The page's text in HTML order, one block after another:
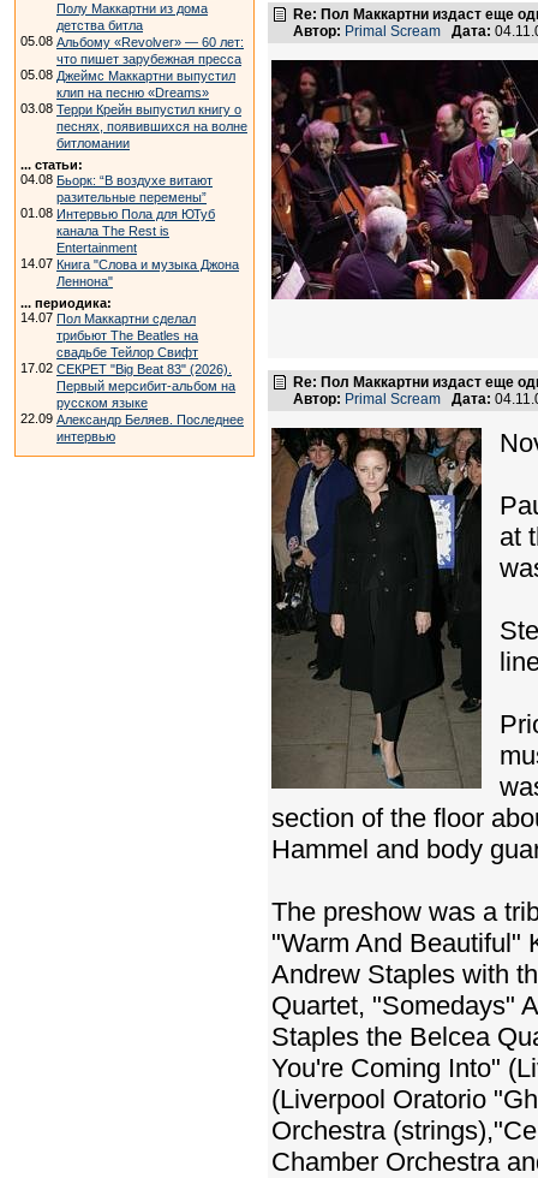
Полу Маккартни из дома
детства битла
05.08 Альбому «Revolver» — 60 лет:
что пишет зарубежная пресса
05.08 Джеймс Маккартни выпустил
клип на песню «Dreams»
03.08 Терри Крейн выпустил книгу о
песнях, появившихся на волне
битломании
... статьи:
04.08 Бьорк: “В воздухе витают
разительные перемены”
01.08 Интервью Пола для ЮТуб
канала The Rest is
Entertainment
14.07 Книга "Слова и музыка Джона
Леннона"
... периодика:
14.07 Пол Маккартни сделал
трибьют The Beatles на
свадьбе Тейлор Свифт
17.02 СЕКРЕТ "Big Beat 83" (2026).
Первый мерсибит-альбом на
русском языке
22.09 Александр Беляев. Последнее
интервью
Re: Пол Маккартни издаст еще
Автор: Primal Scream Дата:
Re: Пол Маккартни издаст еще
Автор: Primal Scream Дата:
at
section of the floor
Hammel and body
The preshow was a
"Warm And Beautiful"
Andrew Staples with
Quartet, "Somedays"
Staples the Belcea
You're Coming Into"
(Liverpool Oratorio
Orchestra
Chamber Orchestra